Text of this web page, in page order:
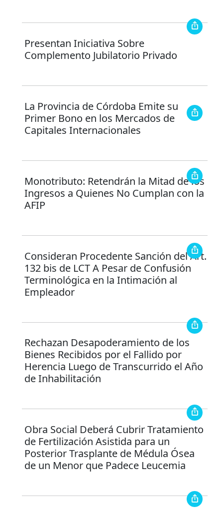
Presentan Iniciativa Sobre
Complemento Jubilatorio Privado
La Provincia de Córdoba Emite su
Primer Bono en los Mercados de
Capitales Internacionales
Monotributo: Retendrán la Mitad de los
Ingresos a Quienes No Cumplan con la
AFIP
Consideran Procedente Sanción del Art.
132 bis de LCT A Pesar de Confusión
Terminológica en la Intimación al
Empleador
Rechazan Desapoderamiento de los
Bienes Recibidos por el Fallido por
Herencia Luego de Transcurrido el Año
de Inhabilitación
Obra Social Deberá Cubrir Tratamiento
de Fertilización Asistida para un
Posterior Trasplante de Médula Ósea
de un Menor que Padece Leucemia